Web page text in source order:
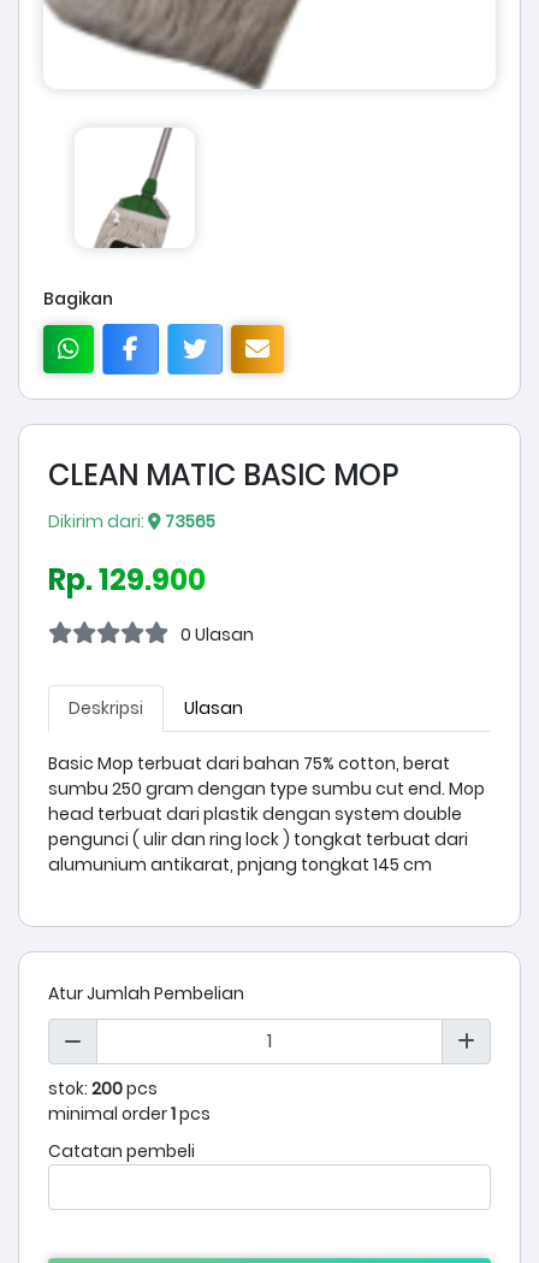
Bagikan
CLEAN MATIC BASIC MOP
Dikirim dari: 73565
Rp. 129.900
0 Ulasan
Deskripsi Ulasan
Basic Mop terbuat dari bahan 75% cotton, berat
sumbu 250 gram dengan type sumbu cut end. Mop
head terbuat dari plastik dengan system double
pengunci ( ulir dan ring lock ) tongkat terbuat dari
alumunium antikarat, pnjang tongkat 145 cm
Atur Jumlah Pembelian
stok: 200pcs
minimal order1pcs
Catatan pembeli